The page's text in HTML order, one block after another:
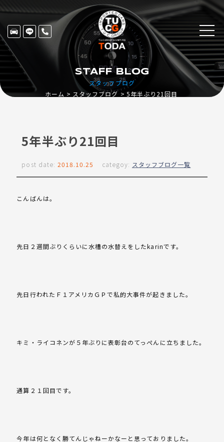
スタッフブログ
STAFF BLOG
ホーム スタッフブログ 5年半ぶり21回目
5年半ぶり21回目
post date: 2018.10.25 categoy: スタッフブログ一覧
こんばんは。
先日２週間ぶりくらいに水槽の水替えをしたkarinです。
先日行われたＦ１アメリカＧＰで私的大事件が起きました。
キミ・ライコネンが５年ぶりに表彰台のてっぺんに立ちました。
通算２１回目です。
今年は何となく勝てんじゃねーかなーと思っておりました。